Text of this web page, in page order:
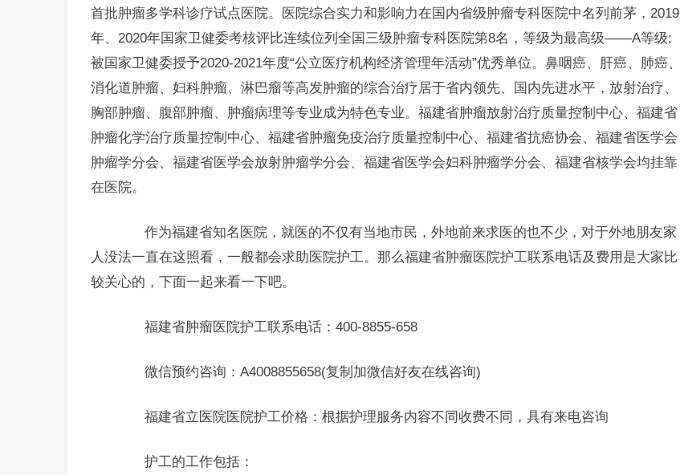
首批肿瘤多学科诊疗试点医院。医院综合实力和影响力在国内省级肿瘤专科医院中名列前茅，2019
年、2020年国家卫健委考核评比连续位列全国三级肿瘤专科医院第8名，等级为最高级——A等级;
被国家卫健委授予2020-2021年度“公立医疗机构经济管理年活动”优秀单位。鼻咽癌、肝癌、肺癌、
消化道肿瘤、妇科肿瘤、淋巴瘤等高发肿瘤的综合治疗居于省内领先、国内先进水平，放射治疗、
胸部肿瘤、腹部肿瘤、肿瘤病理等专业成为特色专业。福建省肿瘤放射治疗质量控制中心、福建省
肿瘤化学治疗质量控制中心、福建省肿瘤免疫治疗质量控制中心、福建省抗癌协会、福建省医学会
肿瘤学分会、福建省医学会放射肿瘤学分会、福建省医学会妇科肿瘤学分会、福建省核学会均挂靠
在医院。
作为福建省知名医院，就医的不仅有当地市民，外地前来求医的也不少，对于外地朋友家
人没法一直在这照看，一般都会求助医院护工。那么福建省肿瘤医院护工联系电话及费用是大家比
较关心的，下面一起来看一下吧。
福建省肿瘤医院护工联系电话：400-8855-658
微信预约咨询：A4008855658(复制加微信好友在线咨询)
福建省立医院医院护工价格：根据护理服务内容不同收费不同，具有来电咨询
护工的工作包括：